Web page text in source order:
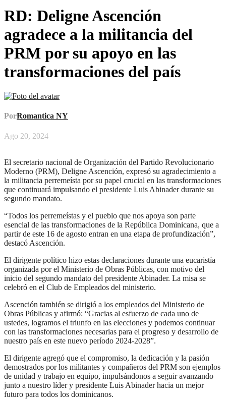
RD: Deligne Ascención
agradece a la militancia del
PRM por su apoyo en las
transformaciones del país
PorRomantica NY
Ago 20, 2024
El secretario nacional de Organización del Partido Revolucionario
Moderno (PRM), Deligne Ascención, expresó su agradecimiento a
la militancia perremeísta por su papel crucial en las transformaciones
que continuará impulsando el presidente Luis Abinader durante su
segundo mandato.
“Todos los perremeístas y el pueblo que nos apoya son parte
esencial de las transformaciones de la República Dominicana, que a
partir de este 16 de agosto entran en una etapa de profundización”,
destacó Ascención.
El dirigente político hizo estas declaraciones durante una eucaristía
organizada por el Ministerio de Obras Públicas, con motivo del
inicio del segundo mandato del presidente Abinader. La misa se
celebró en el Club de Empleados del ministerio.
Ascención también se dirigió a los empleados del Ministerio de
Obras Públicas y afirmó: “Gracias al esfuerzo de cada uno de
ustedes, logramos el triunfo en las elecciones y podemos continuar
con las transformaciones necesarias para el progreso y desarrollo de
nuestro país en este nuevo período 2024-2028”.
El dirigente agregó que el compromiso, la dedicación y la pasión
demostrados por los militantes y compañeros del PRM son ejemplos
de unidad y trabajo en equipo, impulsándonos a seguir avanzando
junto a nuestro líder y presidente Luis Abinader hacia un mejor
futuro para todos los dominicanos.